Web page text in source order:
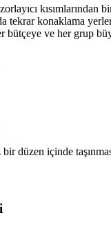
tekrar konaklama
bütçeye ve her grup
düzen içinde